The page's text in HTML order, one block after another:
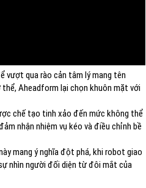
vượt qua rào cản tâm lý mang tên
Aheadform lại chọn khuôn mặt với
chế tạo tinh xảo đến mức không thể
nhận nhiệm vụ kéo và điều chỉnh bề
mang ý nghĩa đột phá, khi robot giao
nhìn người đối diện từ đôi mắt của